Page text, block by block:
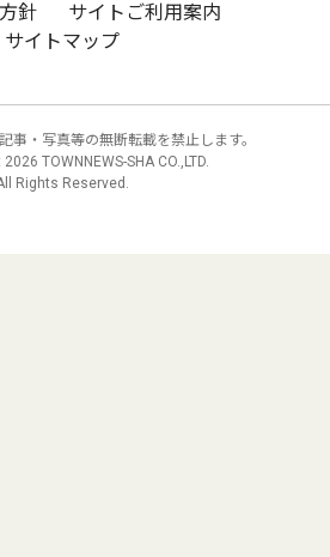
針
サイトご利用案内
サイトマップ
事・写真等の無断転載を禁止します。
2026 TOWNNEWS-SHA CO.,LTD.
Rights Reserved.